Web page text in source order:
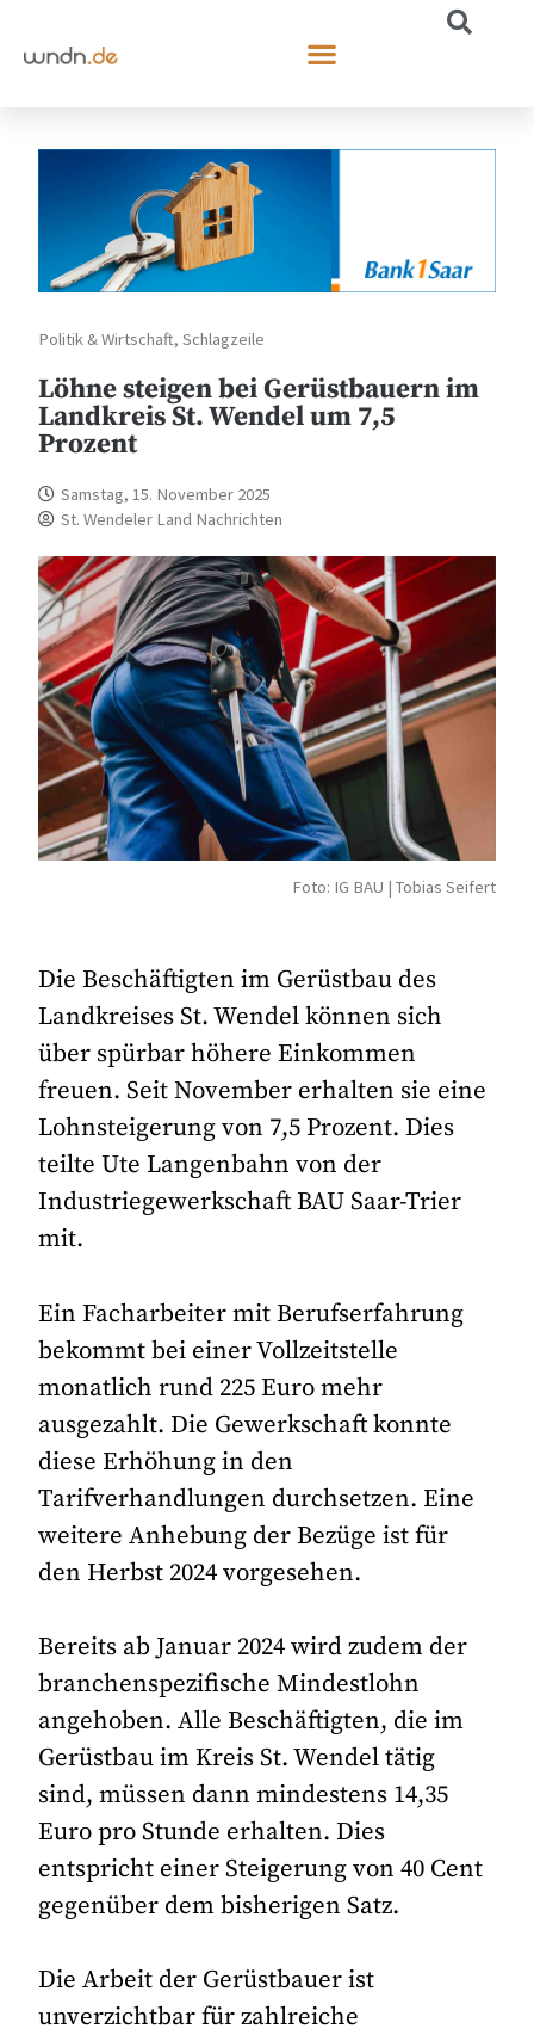
Politik & Wirtschaft,Schlagzeile
Löhne steigen bei Gerüstbauern im
Landkreis St. Wendel um 7,5
Prozent
Samstag, 15. November 2025
St. Wendeler Land Nachrichten
Foto: IG BAU | Tobias Seifert
Die Beschäftigten im Gerüstbau des
Landkreises St. Wendel können sich
über spürbar höhere Einkommen
freuen. Seit November erhalten sie eine
Lohnsteigerung von 7,5 Prozent. Dies
teilte Ute Langenbahn von der
Industriegewerkschaft BAU Saar-Trier
mit.
Ein Facharbeiter mit Berufserfahrung
bekommt bei einer Vollzeitstelle
monatlich rund 225 Euro mehr
ausgezahlt. Die Gewerkschaft konnte
diese Erhöhung in den
Tarifverhandlungen durchsetzen. Eine
weitere Anhebung der Bezüge ist für
den Herbst 2024 vorgesehen.
Bereits ab Januar 2024 wird zudem der
branchenspezifische Mindestlohn
angehoben. Alle Beschäftigten, die im
Gerüstbau im Kreis St. Wendel tätig
sind, müssen dann mindestens 14,35
Euro pro Stunde erhalten. Dies
entspricht einer Steigerung von 40 Cent
gegenüber dem bisherigen Satz.
Die Arbeit der Gerüstbauer ist
unverzichtbar für zahlreiche